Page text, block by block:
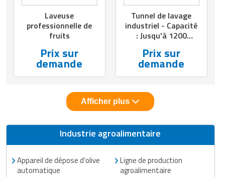
Industrie agroalimentaire
Appareil de dépose d’olive
automatique
Ligne de production
agroalimentaire
Laveuse
professionnelle de
fruits
Prix sur
demande
Tunnel de lavage
industriel - Capacité
: Jusqu'à 1200
prélavage, lavage et
rinçage - Version
simple ou double
Prix sur
demande
Afficher plus